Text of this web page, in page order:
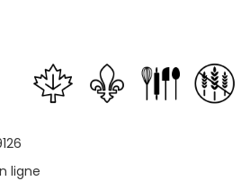
ligne